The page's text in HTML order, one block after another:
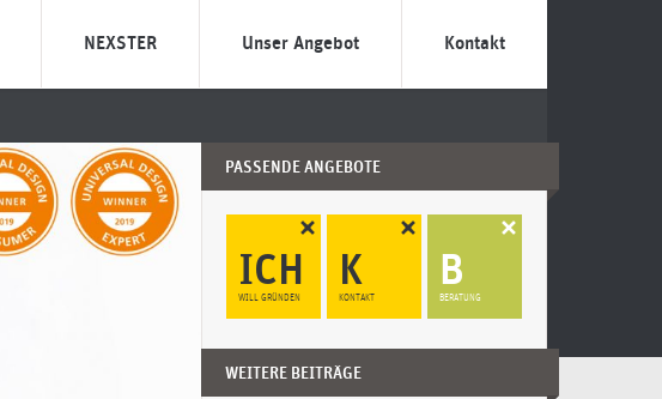
NEXSTER
Was ist zebra?
Unsere Philosophie
Unser Angebot
Entrepreneurship-Literatur
Veranstaltungen
Kontakt
Gründungsbeauftrage
PASSENDE ANGEBOTE
ICH
WILL GRÜNDEN
K
KONTAKT
B
BERATUNG
WEITERE BEITRÄGE